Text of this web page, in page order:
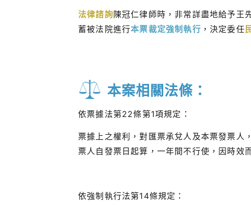
法律諮詢陳冠仁律師時，非常詳盡地給予王
蓄被法院進行本票裁定強制執行 ，決定委任
本案相關法條：
依票據法第22條第1項規定：
票據上之權利，對匯票承兌人及本票發票人
票人自發票日起算，一年間不行使，因時效
依強制執行法第14條規定：